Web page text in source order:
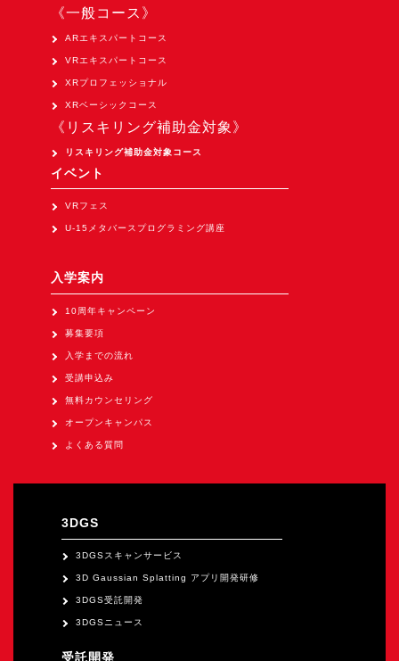
バーチャルイベントプラットフォーム『MetaLiveStage』2025年
3D空間キャプチャーアプリ『Qoocan』
開発中
製造現場を革新する！『XR Worksupport Hub』開発中
>XR Museum『Artlogue』開発中
《企業研修》
Unity研修
Apple Vision Pro アプリ開発研修
《研究会》
《展示会》
TOKYO DIGICONX2026
（1/8～10東京ビッグサイト）に出展。
オートモーティブワールド2026
（5/27～28 秋葉原UDX）に出展。
《求人》
《一般コース》
ARエキスパートコース
VRエキスパートコース
XRプロフェッショナル
XRベーシックコース
《リスキリング補助金対象》
リスキリング補助金対象コース
イベント
VRフェス
U-15メタバースプログラミング講座
入学案内
10周年キャンペーン
募集要項
入学までの流れ
受講申込み
無料カウンセリング
オープンキャンパス
よくある質問
3DGS
3DGSスキャンサービス
3D Gaussian Splatting アプリ開発研修
3DGS受託開発
3DGSニュース
受託開発